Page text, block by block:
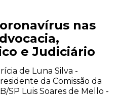
nas
e Judiciário
de Luna Silva -
da Comissão da
SP Luis Soares de Mello -